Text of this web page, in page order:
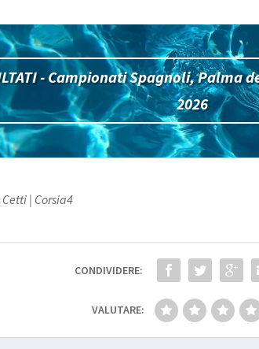
- Campionati Spagnoli, Palma
2026
| Corsia4
CONDIVIDERE:
VALUTARE: